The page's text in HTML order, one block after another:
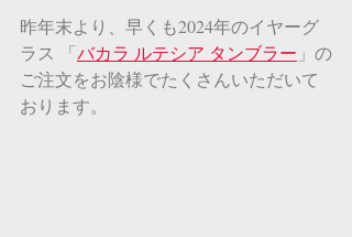
昨年末より、早くも2024年のイヤーグ
ラス 「バカラ ルテシア タンブラー 」の
ご注文をお陰様でたくさんいただいて
おります。